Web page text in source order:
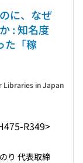
に、なぜ
: 知名度
た「稼
R349>
Libraries in Japan
り 代表取締